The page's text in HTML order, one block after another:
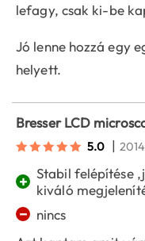
lefagy, csak ki-be
Jó lenne hozzá egy
helyett.
Bresser LCD
5.0 |
+ Stabil felépítése
kiváló
−
nincs